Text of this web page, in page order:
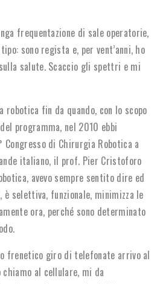
frequentazione di sale operatorie,
sono regista e, per vent’anni, ho
salute. Scaccio gli spettri e mi
robotica fin da quando, con lo scopo
programma, nel 2010 ebbi
Congresso di Chirurgia Robotica a
italiano, il prof. Pier Cristoforo
avevo sempre sentito dire ed
è selettiva, funzionale, minimizza le
ora, perché sono determinato
frenetico giro di telefonate arrivo al
al cellulare, mi da